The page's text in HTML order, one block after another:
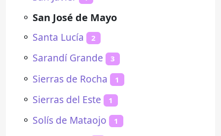
⚬ San José de Mayo
⚬ Santa Lucía 2
⚬ Sarandí Grande 3
⚬ Sierras de Rocha 1
⚬ Sierras del Este 1
⚬ Solís de Mataojo 1